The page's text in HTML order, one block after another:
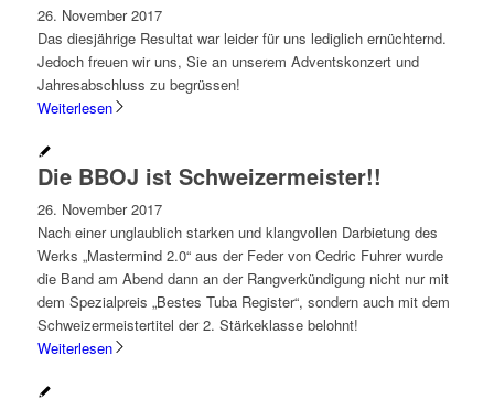
26. November 2017
Das diesjährige Resultat war leider für uns lediglich ernüchternd.
Jedoch freuen wir uns, Sie an unserem Adventskonzert und
Jahresabschluss zu begrüssen!
Weiterlesen
Die BBOJ ist Schweizermeister!!
26. November 2017
Nach einer unglaublich starken und klangvollen Darbietung des
Werks „Mastermind 2.0“ aus der Feder von Cedric Fuhrer wurde
die Band am Abend dann an der Rangverkündigung nicht nur mit
dem Spezialpreis „Bestes Tuba Register“, sondern auch mit dem
Schweizermeistertitel der 2. Stärkeklasse belohnt!
Weiterlesen